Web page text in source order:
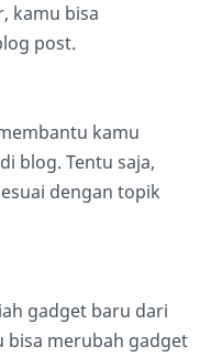
kamu bisa
post.
kamu
blog. Tentu saja,
dengan topik
gadget baru dari
bisa merubah gadget